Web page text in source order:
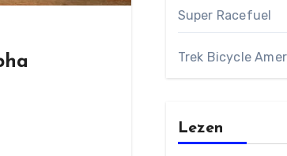
Super Racefuel
Trek Bicycle
Lezen